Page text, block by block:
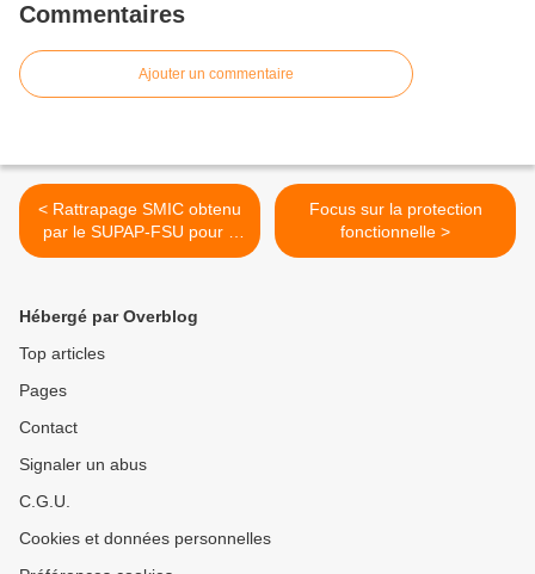
Commentaires
Ajouter un commentaire
< Rattrapage SMIC obtenu
par le SUPAP-FSU pour 1
156 gardiens vacataires :
Focus sur la protection
fonctionnelle >
Hébergé par Overblog
Top articles
Pages
Contact
Signaler un abus
C.G.U.
Cookies et données personnelles